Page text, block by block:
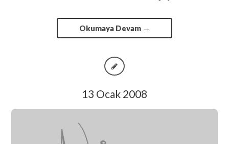
Okumaya Devam →
13 Ocak 2008